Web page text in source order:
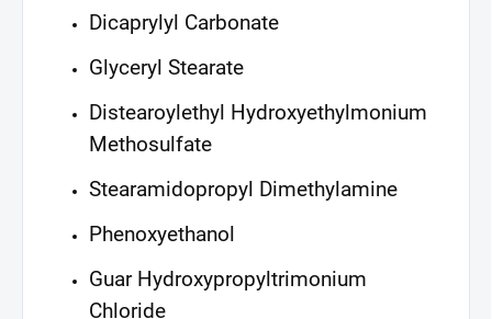
Dicaprylyl Carbonate
Glyceryl Stearate
Distearoylethyl Hydroxyethylmonium
Methosulfate
Stearamidopropyl Dimethylamine
Phenoxyethanol
Guar Hydroxypropyltrimonium
Chloride